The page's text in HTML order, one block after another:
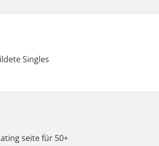
Singles
seite für 50+